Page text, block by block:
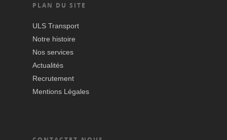
PLAN DU SITE
ULS Transport
Notre histoire
Nos services
Actualités
Recrutement
Mentions Légales